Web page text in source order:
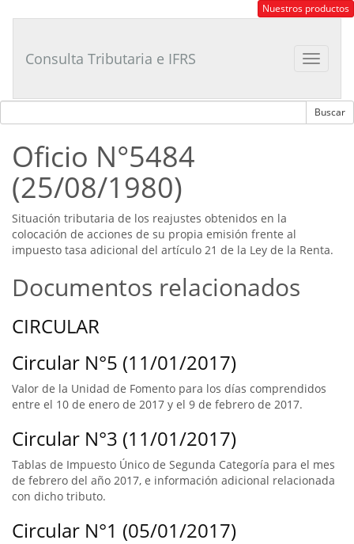
Tributario
Nuestros productos
Toggle
Consulta Tributaria e IFRS
Oficio N°5484
(25/08/1980)
Situación tributaria de los reajustes obtenidos en la
colocación de acciones de su propia emisión frente al
impuesto tasa adicional del artículo 21 de la Ley de la Renta.
Documentos relacionados
CIRCULAR
Circular N°5 (11/01/2017)
Valor de la Unidad de Fomento para los días comprendidos
entre el 10 de enero de 2017 y el 9 de febrero de 2017.
Circular N°3 (11/01/2017)
Tablas de Impuesto Único de Segunda Categoría para el mes
de febrero del año 2017, e información adicional relacionada
con dicho tributo.
Circular N°1 (05/01/2017)